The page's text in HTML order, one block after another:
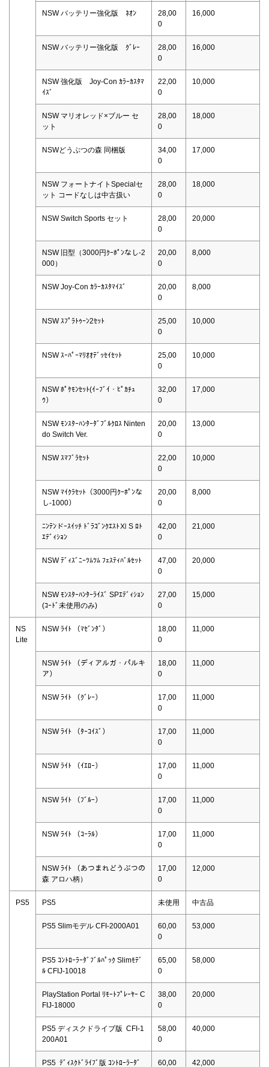
NSW バッテリー強化版 ﾈｵﾝ
28,00
0
16,000
NSW バッテリー強化版 ｸﾞﾚｰ
28,00
0
16,000
NSW 強化版 Joy-Con ｶﾗｰｶｽﾀﾏ
ｲｽﾞ
22,00
0
10,000
NSW マリオレッド×ブルー セ
ット
28,00
0
18,000
NSWどうぶつの森 同梱版
34,00
0
17,000
NSW フォートナイトSpecialセ
ット コードなしは中古扱い
28,00
0
18,000
NSW Switch Sports セット
28,00
0
20,000
NSW 旧型（3000円ｸｰﾎﾟﾝなし-2
000）
20,00
0
8,000
NSW Joy-Con ｶﾗｰｶｽﾀﾏｲｽﾞ
20,00
0
8,000
NSW ｽﾌﾟﾗﾄｩｰﾝ2ｾｯﾄ
25,00
0
10,000
NSW ｽｰﾊﾟｰﾏﾘｵｵﾃﾞｯｾｲｾｯﾄ
25,00
0
10,000
NSW ﾎﾟｹﾓﾝｾｯﾄ(ｲｰﾌﾞｲ・ﾋﾟｶﾁｭ
ｳ）
32,00
0
17,000
NSW ﾓﾝｽﾀｰﾊﾝﾀｰﾀﾞﾌﾞﾙｸﾛｽ Ninten
do Switch Ver.
20,00
0
13,000
NSW ｽﾏﾌﾞﾗｾｯﾄ
22,00
0
10,000
NSW ﾏｲｸﾗｾｯﾄ（3000円ｸｰﾎﾟﾝな
し-1000）
20,00
0
8,000
ﾆﾝﾃﾝドｰｽｲｯﾁ ﾄﾞﾗｺﾞﾝｸｴｽﾄⅪ S ﾛﾄ
ｴﾃﾞｨｼｮﾝ
42,00
0
21,000
NSW ﾃﾞｨｽﾞﾆｰﾂﾑﾂﾑ ﾌｪｽﾃｨﾊﾞﾙｾｯﾄ
47,00
0
20,000
NSW ﾓﾝｽﾀｰﾊﾝﾀｰﾗｲｽﾞ SPｴﾃﾞｨｼｮﾝ
(ｺｰﾄﾞ未使用のみ)
27,00
0
15,000
NS
Lite
NSW ﾗｲﾄ （ﾏｾﾞﾝﾀﾞ）
18,00
0
11,000
NSW ﾗｲﾄ （ディアルガ・パルキ
ア）
18,00
0
11,000
NSW ﾗｲﾄ （ｸﾞﾚｰ）
17,00
0
11,000
NSW ﾗｲﾄ （ﾀｰｺｲｽﾞ）
17,00
0
11,000
NSW ﾗｲﾄ （ｲｴﾛｰ）
17,00
0
11,000
NSW ﾗｲﾄ （ﾌﾞﾙｰ）
17,00
0
11,000
NSW ﾗｲﾄ （ｺｰﾗﾙ）
17,00
0
11,000
NSW ﾗｲﾄ （あつまれどうぶつの
森 アロハ柄）
17,00
0
12,000
PS5 PS5 未使用 中古品
PS5 Slimモデル CFI-2000A01
60,00
0
53,000
PS5 ｺﾝﾄﾛｰﾗｰﾀﾞﾌﾞﾙﾊﾟｯｸ Slimﾓﾃﾞ
ﾙ CFIJ-10018
65,00
0
58,000
PlayStation Portal ﾘﾓｰﾄﾌﾟﾚｰﾔｰ C
FIJ-18000
38,00
0
20,000
PS5 ディスクドライブ版 CFI-1
200A01
58,00
0
40,000
PS5 ﾃﾞｨｽｸﾄﾞﾗｲﾌﾞ版 ｺﾝﾄﾛｰﾗｰﾀﾞ 60,00 42,000